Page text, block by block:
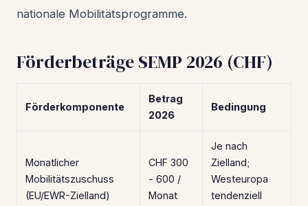
nationale Mobilitätsprogramme.
Förderbeträge SEMP 2026 (CHF)
Förderkomponente
Betrag
2026
Bedingung
Monatlicher
Mobilitätszuschuss
(EU/EWR-Zielland)
CHF 300
- 600 /
Monat
Je nach
Zielland;
Westeuropa
tendenziell